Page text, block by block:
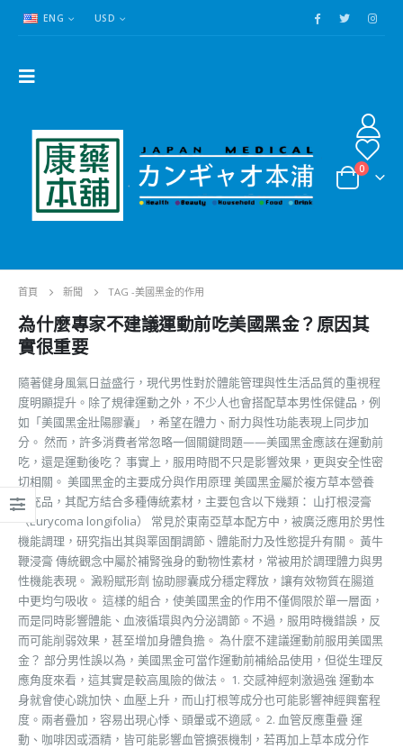
ENG USD
0
首頁 新聞 TAG -美國黑金的作用
為什麼專家不建議運動前吃美國黑金？原因其
實很重要
隨著健身風氣日益盛行，現代男性對於體能管理與性生活品質的重視程
度明顯提升。除了規律運動之外，不少人也會搭配草本男性保健品，例
如「美國黑金壯陽膠囊」，希望在體力、耐力與性功能表現上同步加
分。 然而，許多消費者常忽略一個關鍵問題——美國黑金應該在運動前
吃，還是運動後吃？ 事實上，服用時間不只是影響效果，更與安全性密
切相關。 美國黑金的主要成分與作用原理 美國黑金屬於複方草本營養
補充品，其配方結合多種傳統素材，主要包含以下幾類： 山打根浸膏
（Eurycoma longifolia） 常見於東南亞草本配方中，被廣泛應用於男性
機能調理，研究指出其與睪固酮調節、體能耐力及性慾提升有關。 黃牛
鞭浸膏 傳統觀念中屬於補腎強身的動物性素材，常被用於調理體力與男
性機能表現。 澱粉賦形劑 協助膠囊成分穩定釋放，讓有效物質在腸道
中更均勻吸收。 這樣的組合，使美國黑金的作用不僅侷限於單一層面，
而是同時影響體能、血液循環與內分泌調節。不過，服用時機錯誤，反
而可能削弱效果，甚至增加身體負擔。 為什麼不建議運動前服用美國黑
金？ 部分男性誤以為，美國黑金可當作運動前補給品使用，但從生理反
應角度來看，這其實是較高風險的做法。 1. 交感神經刺激過強 運動本
身就會使心跳加快、血壓上升，而山打根等成分也可能影響神經興奮程
度。兩者疊加，容易出現心悸、頭暈或不適感。 2. 血管反應重疊 運
動、咖啡因或酒精，皆可能影響血管擴張機制，若再加上草本成分作